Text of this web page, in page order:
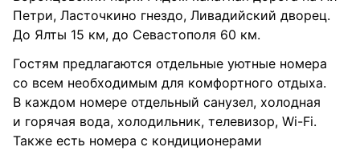
Петри, Ласточкино гнездо, Ливадийский дворец.
До Ялты 15 км, до Севастополя 60 км.
Гостям предлагаются отдельные уютные номера
со всем необходимым для комфортного отдыха.
В каждом номере отдельный санузел, холодная
и горячая вода, холодильник, телевизор, Wi-Fi.
Также есть номера с кондиционерами